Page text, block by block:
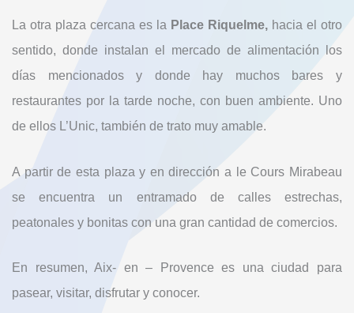
La otra plaza cercana es la Place Riquelme, hacia el otro
sentido, donde instalan el mercado de alimentación los
días mencionados y donde hay muchos bares y
restaurantes por la tarde noche, con buen ambiente. Uno
de ellos L’Unic, también de trato muy amable.
A partir de esta plaza y en dirección a le Cours Mirabeau
se encuentra un entramado de calles estrechas,
peatonales y bonitas con una gran cantidad de comercios.
En resumen, Aix- en – Provence es una ciudad para
pasear, visitar, disfrutar y conocer.